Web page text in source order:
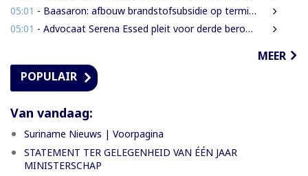
05:01 - Baasaron: afbouw brandstofsubsidie op termijn onvermijdelijk
05:01 - Advocaat Serena Essed pleit voor derde beroepsinstantie onder gezag van CCJ
MEER
POPULAIR
Van vandaag:
Suriname Nieuws | Voorpagina
STATEMENT TER GELEGENHEID VAN ÉÉN JAAR
MINISTERSCHAP